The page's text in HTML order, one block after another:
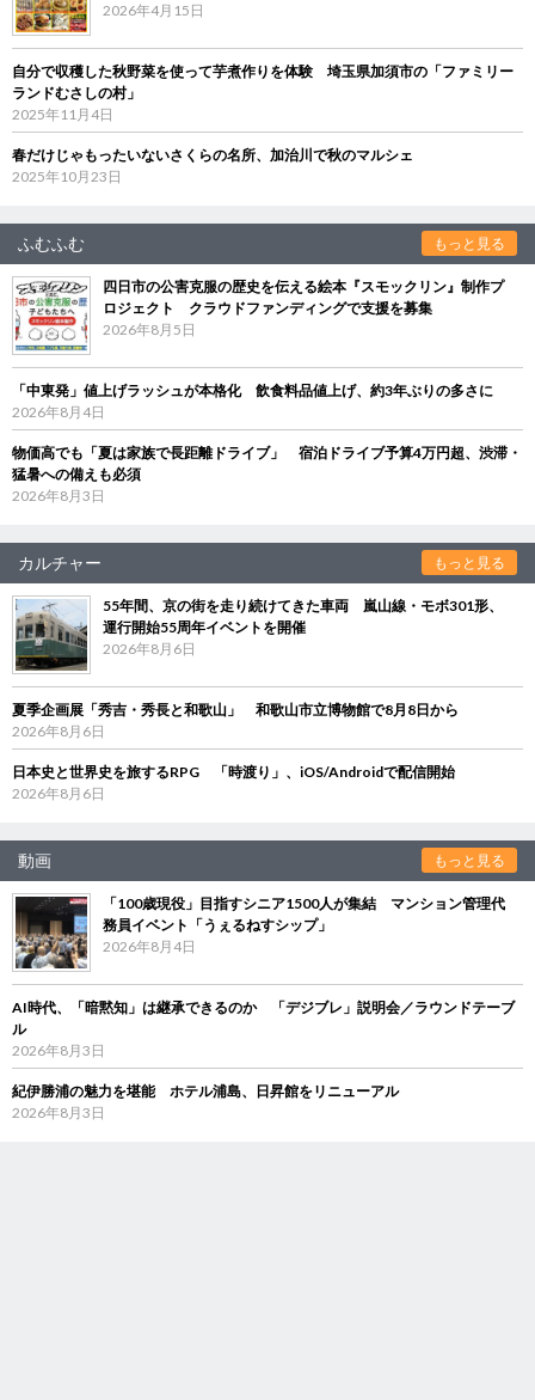
2026年4月15日
自分で収穫した秋野菜を使って芋煮作りを体験 埼玉県加須市の「ファミリー
ランドむさしの村」
2025年11月4日
春だけじゃもったいないさくらの名所、加治川で秋のマルシェ
2025年10月23日
ふむふむ もっと見る
四日市の公害克服の歴史を伝える絵本『スモックリン』制作プ
ロジェクト クラウドファンディングで支援を募集
2026年8月5日
「中東発」値上げラッシュが本格化 飲食料品値上げ、約3年ぶりの多さに
2026年8月4日
物価高でも「夏は家族で長距離ドライブ」 宿泊ドライブ予算4万円超、渋滞・
猛暑への備えも必須
2026年8月3日
カルチャー もっと見る
55年間、京の街を走り続けてきた車両 嵐山線・モボ301形、
運行開始55周年イベントを開催
2026年8月6日
夏季企画展「秀吉・秀長と和歌山」 和歌山市立博物館で8月8日から
2026年8月6日
日本史と世界史を旅するRPG 「時渡り」、iOS/Androidで配信開始
2026年8月6日
動画 もっと見る
「100歳現役」目指すシニア1500人が集結 マンション管理代
務員イベント「うぇるねすシップ」
2026年8月4日
AI時代、「暗黙知」は継承できるのか 「デジブレ」説明会／ラウンドテーブ
ル
2026年8月3日
紀伊勝浦の魅力を堪能 ホテル浦島、日昇館をリニューアル
2026年8月3日